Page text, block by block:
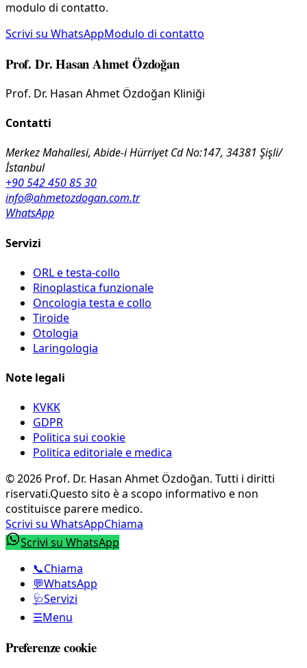
modulo di contatto.
Scrivi su WhatsAppModulo di contatto
Prof. Dr. Hasan Ahmet Özdoğan
Prof. Dr. Hasan Ahmet Özdoğan Kliniği
Contatti
Merkez Mahallesi, Abide-i Hürriyet Cd No:147, 34381 Şişli/
İstanbul
+90 542 450 85 30
info@ahmetozdogan.com.tr
WhatsApp
Servizi
ORL e testa-collo
Rinoplastica funzionale
Oncologia testa e collo
Tiroide
Otologia
Laringologia
Note legali
KVKK
GDPR
Politica sui cookie
Politica editoriale e medica
©2026 Prof. Dr. Hasan Ahmet Özdoğan. Tutti i diritti
riservati.Questo sito è a scopo informativo e non
costituisce parere medico.
Scrivi su WhatsAppChiama
Scrivi su WhatsApp
📞Chiama
💬WhatsApp
🩺Servizi
☰Menu
Preferenze cookie